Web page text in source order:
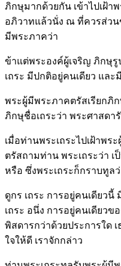
ภิกษุมากด้วยกัน เข้าไปเฝ้า
อภิวาทแล้วนั่ง ณ ที่ควรส่ว
มีพระภาคว่า
ข้าแต่พระองค์ผู้เจริญ ภิกษุ
เถระ มีปกติอยู่คนเดียว แล
พระผู้มีพระภาคตรัสเรียกภิ
ภิกษุชื่อเถระว่า พระศาสดา
เมื่อท่านพระเถระไปเฝ้าพ
ตรัสถามท่าน พระเถระว่า
หรือ ซึ่งพระเถระก็กราบทูล
ดูกร เถระ การอยู่คนเดียวนี้
เถระ อนึ่ง การอยู่คนเดียว
พิสดารกว่าด้วยประการใด
ใจให้ดี เราจักกล่าว